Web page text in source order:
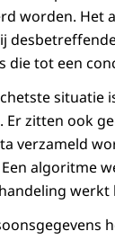
worden. Het
die tot een
situatie
Er zitten ook
verzameld
algoritme